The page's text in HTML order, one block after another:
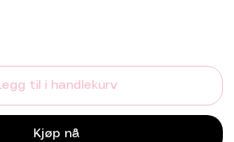
Legg til i handlekurv
Kjøp nå